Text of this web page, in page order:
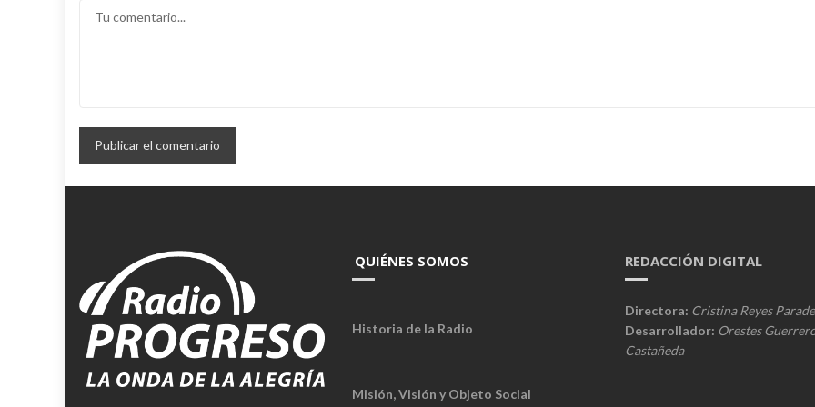
QUIÉNES SOMOS
Historia de la Radio
Misión, Visión y Objeto Social
REDACCIÓN DIGITAL
Directora: Cristina Reyes
Desarrollador: Orestes
Castañeda